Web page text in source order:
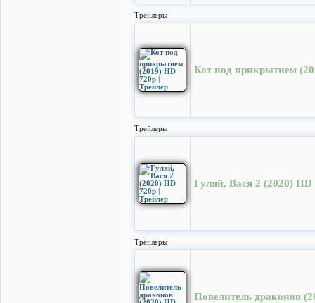
Трейлеры
Кот под прикрытием
Трейлеры
Гуляй, Вася 2 (2020) HD
Трейлеры
Повелитель драконов